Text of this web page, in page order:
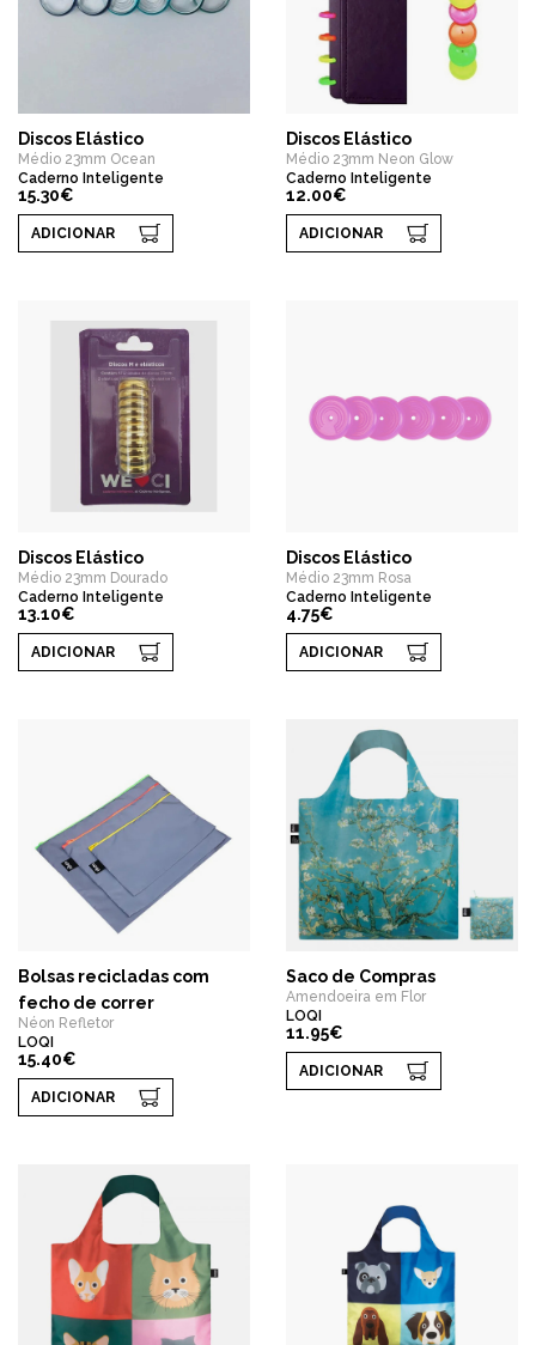
Discos Elástico
Médio 23mm Ocean
Caderno Inteligente
15.30€
ADICIONAR
Discos Elástico
Médio 23mm Neon Glow
Caderno Inteligente
12.00€
ADICIONAR
Discos Elástico
Médio 23mm Dourado
Caderno Inteligente
13.10€
ADICIONAR
Discos Elástico
Médio 23mm Rosa
Caderno Inteligente
4.75€
ADICIONAR
Bolsas recicladas com
fecho de correr
Néon Refletor
LOQI
15.40€
ADICIONAR
Saco de Compras
Amendoeira em Flor
LOQI
11.95€
ADICIONAR